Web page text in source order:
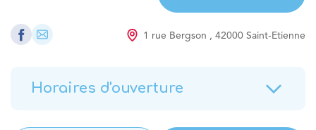
1 rue Bergson , 42000 Saint-Etienne
Horaires d'ouverture